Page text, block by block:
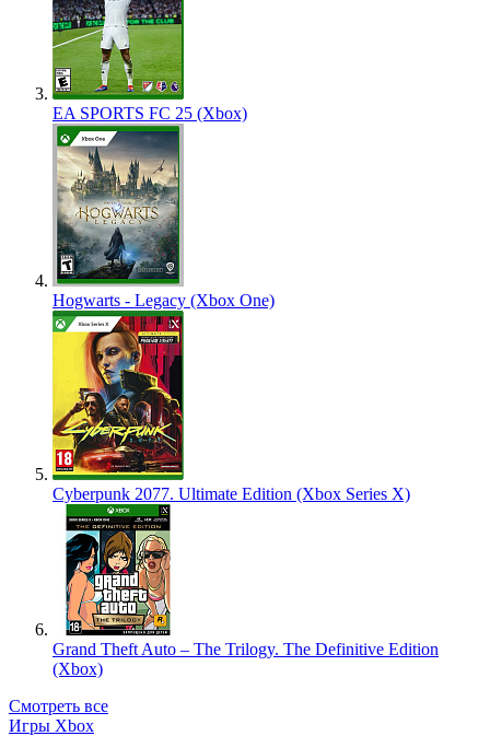
EA SPORTS FC 25 (Xbox)
Hogwarts - Legacy (Xbox One)
Cyberpunk 2077. Ultimate Edition (Xbox Series X)
Grand Theft Auto – The Trilogy. The Definitive Edition
(Xbox)
Смотреть все
Игры Xbox